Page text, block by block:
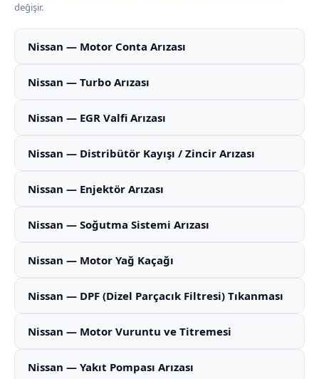
değişir.
Nissan — Motor Conta Arızası
Nissan — Turbo Arızası
Nissan — EGR Valfi Arızası
Nissan — Distribütör Kayışı / Zincir Arızası
Nissan — Enjektör Arızası
Nissan — Soğutma Sistemi Arızası
Nissan — Motor Yağ Kaçağı
Nissan — DPF (Dizel Parçacık Filtresi) Tıkanması
Nissan — Motor Vuruntu ve Titremesi
Nissan — Yakıt Pompası Arızası